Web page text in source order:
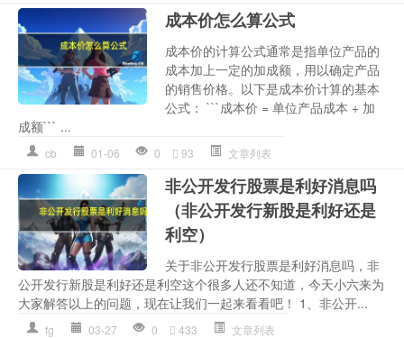
成本价怎么算公式
成本价的计算公式通常是指单位产品的
成本加上一定的加成额，用以确定产品
的销售价格。以下是成本价计算的基本
公式： ```成本价 = 单位产品成本 + 加
成额``` ...
cb 01-06 0 93 文章列表
非公开发行股票是利好消息吗
（非公开发行新股是利好还是
利空）
关于非公开发行股票是利好消息吗，非
公开发行新股是利好还是利空这个很多人还不知道，今天小六来为
大家解答以上的问题，现在让我们一起来看看吧！ 1、非公开...
fg 03-27 0 433 文章列表